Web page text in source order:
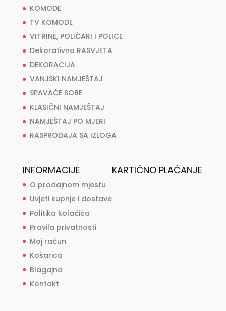
KOMODE
TV KOMODE
VITRINE, POLIČARI I POLICE
Dekorativna RASVJETA
DEKORACIJA
VANJSKI NAMJEŠTAJ
SPAVAĆE SOBE
KLASIČNI NAMJEŠTAJ
NAMJEŠTAJ PO MJERI
RASPRODAJA SA IZLOGA
INFORMACIJE
O prodajnom mjestu
Uvjeti kupnje i dostave
Politika kolačića
Pravila privatnosti
Moj račun
Košarica
Blagajna
Kontakt
KARTIČNO PLAĆANJE